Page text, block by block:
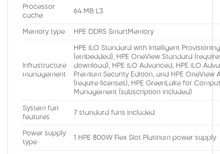
Processor
cache
64 MB L3
Memory type HPE DDR5 SmartMemory
Infrastructure
management
HPE iLO Standard with Intelligent
(embedded), HPE OneView Standard
download), HPE iLO Advanced, HPE iLO
Premium Security Edition, and HPE OneView
(require licenses), HPE GreenLake for
Management (subscription included)
System fan
features
7 standard fans included
Power supply
type
1 HPE 800W Flex Slot Platinum power supply